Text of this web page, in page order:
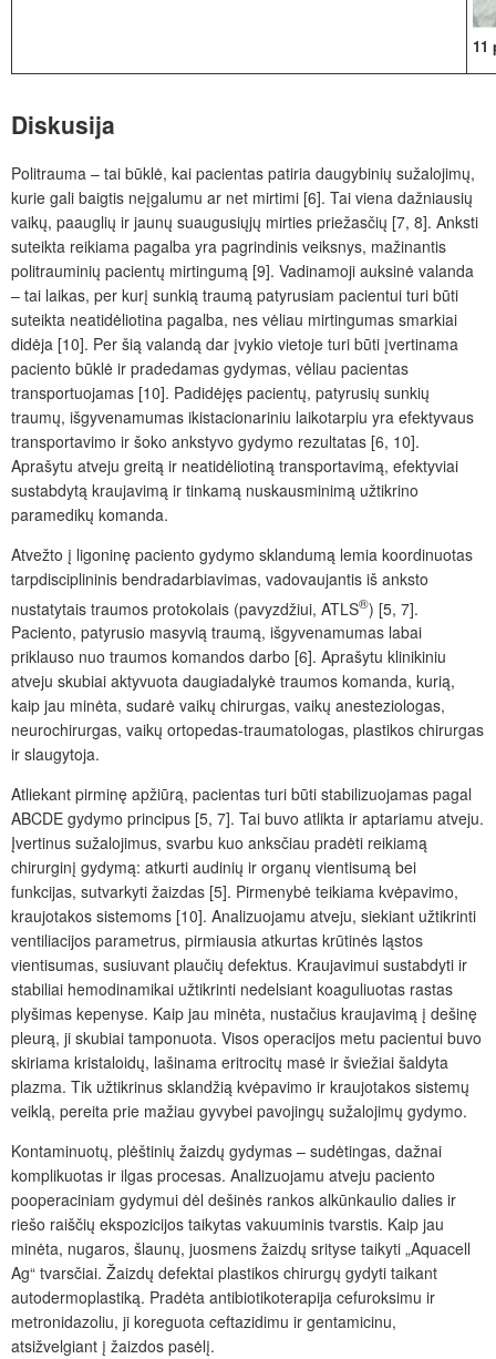
11
Diskusija
Politrauma – tai būklė, kai pacientas patiria daugybinių sužalojimų,
kurie gali baigtis neįgalumu ar net mirtimi [6]. Tai viena dažniausių
vaikų, paauglių ir jaunų suaugusiųjų mirties priežasčių [7, 8]. Anksti
suteikta reikiama pagalba yra pagrindinis veiksnys, mažinantis
politrauminių pacientų mirtingumą [9]. Vadinamoji auksinė valanda
– tai laikas, per kurį sunkią traumą patyrusiam pacientui turi būti
suteikta neatidėliotina pagalba, nes vėliau mirtingumas smarkiai
didėja [10]. Per šią valandą dar įvykio vietoje turi būti įvertinama
paciento būklė ir pradedamas gydymas, vėliau pacientas
transportuojamas [10]. Padidėjęs pacientų, patyrusių sunkių
traumų, išgyvenamumas ikistacionariniu laikotarpiu yra efektyvaus
transportavimo ir šoko ankstyvo gydymo rezultatas [6, 10].
Aprašytu atveju greitą ir neatidėliotiną transportavimą, efektyviai
sustabdytą kraujavimą ir tinkamą nuskausminimą užtikrino
paramedikų komanda.
Atvežto į ligoninę paciento gydymo sklandumą lemia koordinuotas
tarpdisciplininis bendradarbiavimas, vadovaujantis iš anksto
nustatytais traumos protokolais (pavyzdžiui, ATLS®) [5, 7].
Paciento, patyrusio masyvią traumą, išgyvenamumas labai
priklauso nuo traumos komandos darbo [6]. Aprašytu klinikiniu
atveju skubiai aktyvuota daugiadalykė traumos komanda, kurią,
kaip jau minėta, sudarė vaikų chirurgas, vaikų anesteziologas,
neurochirurgas, vaikų ortopedas-traumatologas, plastikos chirurgas
ir slaugytoja.
Atliekant pirminę apžiūrą, pacientas turi būti stabilizuojamas pagal
ABCDE gydymo principus [5, 7]. Tai buvo atlikta ir aptariamu atveju.
Įvertinus sužalojimus, svarbu kuo anksčiau pradėti reikiamą
chirurginį gydymą: atkurti audinių ir organų vientisumą bei
funkcijas, sutvarkyti žaizdas [5]. Pirmenybė teikiama kvėpavimo,
kraujotakos sistemoms [10]. Analizuojamu atveju, siekiant užtikrinti
ventiliacijos parametrus, pirmiausia atkurtas krūtinės ląstos
vientisumas, susiuvant plaučių defektus. Kraujavimui sustabdyti ir
stabiliai hemodinamikai užtikrinti nedelsiant koaguliuotas rastas
plyšimas kepenyse. Kaip jau minėta, nustačius kraujavimą į dešinę
pleurą, ji skubiai tamponuota. Visos operacijos metu pacientui buvo
skiriama kristaloidų, lašinama eritrocitų masė ir šviežiai šaldyta
plazma. Tik užtikrinus sklandžią kvėpavimo ir kraujotakos sistemų
veiklą, pereita prie mažiau gyvybei pavojingų sužalojimų gydymo.
Kontaminuotų, plėštinių žaizdų gydymas – sudėtingas, dažnai
komplikuotas ir ilgas procesas. Analizuojamu atveju paciento
pooperaciniam gydymui dėl dešinės rankos alkūnkaulio dalies ir
riešo raiščių ekspozicijos taikytas vakuuminis tvarstis. Kaip jau
minėta, nugaros, šlaunų, juosmens žaizdų srityse taikyti „Aquacell
Ag“ tvarsčiai. Žaizdų defektai plastikos chirurgų gydyti taikant
autodermoplastiką. Pradėta antibiotikoterapija cefuroksimu ir
metronidazoliu, ji koreguota ceftazidimu ir gentamicinu,
atsižvelgiant į žaizdos pasėlį.